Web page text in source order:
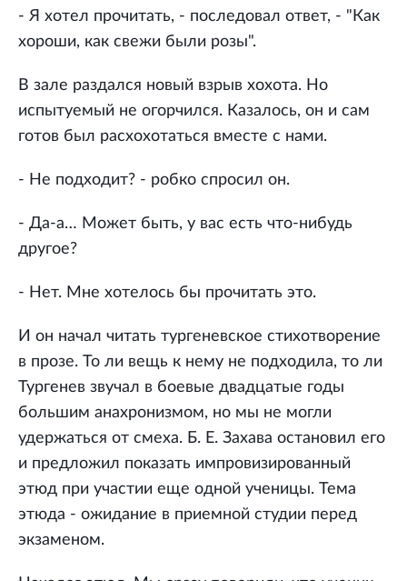
- Я хотел прочитать, - последовал ответ, - "Как
хороши, как свежи были розы".
В зале раздался новый взрыв хохота. Но
испытуемый не огорчился. Казалось, он и сам
готов был расхохотаться вместе с нами.
- Не подходит? - робко спросил он.
- Да-а… Может быть, у вас есть что-нибудь
другое?
- Нет. Мне хотелось бы прочитать это.
И он начал читать тургеневское стихотворение
в прозе. То ли вещь к нему не подходила, то ли
Тургенев звучал в боевые двадцатые годы
большим анахронизмом, но мы не могли
удержаться от смеха. Б. Е. Захава остановил его
и предложил показать импровизированный
этюд при участии еще одной ученицы. Тема
этюда - ожидание в приемной студии перед
экзаменом.